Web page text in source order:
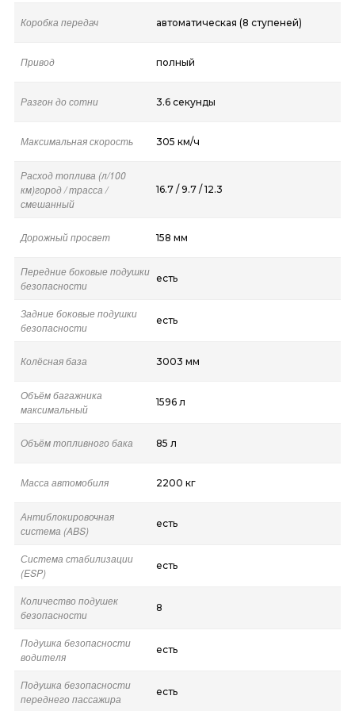
Коробка передач автоматическая (8 ступеней)
Привод полный
Разгон до сотни 3.6 секунды
Максимальная скорость 305 км/ч
Расход топлива (л/100
км)город / трасса /
смешанный
16.7 / 9.7 / 12.3
Дорожный просвет 158 мм
Передние боковые подушки
безопасности
есть
Задние боковые подушки
безопасности
есть
Колёсная база 3003 мм
Объём багажника
максимальный
1596 л
Объём топливного бака 85 л
Масса автомобиля 2200 кг
Антиблокировочная
система (ABS)
есть
Система стабилизации
(ESP)
есть
Количество подушек
безопасности
8
Подушка безопасности
водителя
есть
Подушка безопасности
переднего пассажира
есть